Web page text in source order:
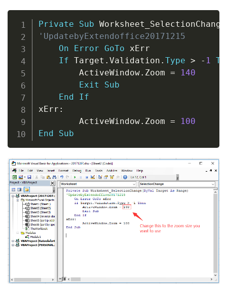
Private Sub Worksheet_SelectionChange
'UpdatebyExtendoffice20171215
On
Error GoTo xErr
If Target . Validation . Type > - 1
        ActiveWindow
. Zoom =
140
Exit
Sub
End
If
xErr :
        ActiveWindow
. Zoom =
100
End
Sub
Copy